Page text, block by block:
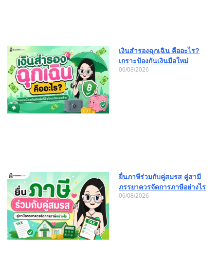
เงินสำรองฉุกเฉิน คืออะไร?
เกราะป้องกันเงินมือใหม่
06/08/2026
ยื่นภาษีร่วมกับคู่สมรส คู่สามี
ภรรยาควรจัดการภาษีอย่างไร
06/08/2026